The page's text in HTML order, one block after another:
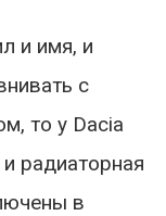
и имя, и
с
то у Dacia
радиаторная
в